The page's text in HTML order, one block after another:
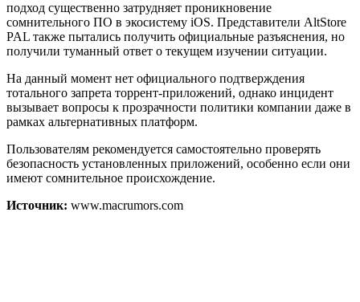
подход существенно затрудняет проникновение
сомнительного ПО в экосистему iOS. Представители AltStore
PAL также пытались получить официальные разъяснения, но
получили туманный ответ о текущем изучении ситуации.
На данный момент нет официального подтверждения
тотального запрета торрент-приложений, однако инцидент
вызывает вопросы к прозрачности политики компании даже в
рамках альтернативных платформ.
Пользователям рекомендуется самостоятельно проверять
безопасность установленных приложений, особенно если они
имеют сомнительное происхождение.
Источник: www.macrumors.com